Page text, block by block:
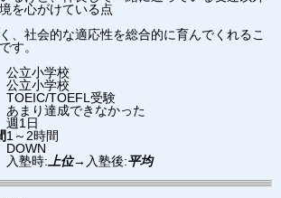
を心がけている点
、社会的な適応性を総合的に育んでくれるこ
す。
公立小学校
公立小学校
TOEIC/TOEFL受験
あまり達成できなかった
週1日
1～2時間
DOWN
入塾時: 上位→ 入塾後:平均